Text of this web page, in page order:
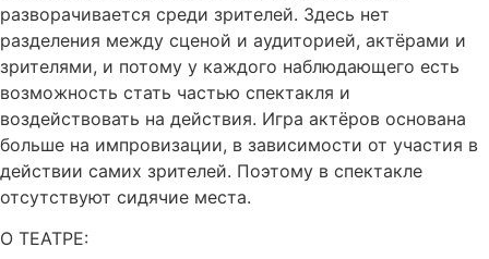
разворачивается среди зрителей. Здесь нет
разделения между сценой и аудиторией, актёрами и
зрителями, и потому у каждого наблюдающего есть
возможность стать частью спектакля и
воздействовать на действия. Игра актёров основана
больше на импровизации, в зависимости от участия в
действии самих зрителей. Поэтому в спектакле
отсутствуют сидячие места.
О ТЕАТРЕ: